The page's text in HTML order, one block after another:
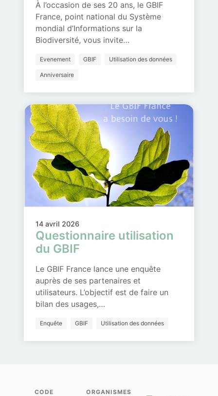
À l’occasion de ses 20 ans, le GBIF
France, point national du Système
mondial d’Informations sur la
Biodiversité, vous invite…
Evenement GBIF Utilisation des données
Anniversaire
14 avril 2026
Questionnaire utilisation
du GBIF
Le GBIF France lance une enquête
auprès de ses partenaires et
utilisateurs. L’objectif est de faire un
bilan des usages,…
Enquête GBIF Utilisation des données
CODE
ORGANISMES